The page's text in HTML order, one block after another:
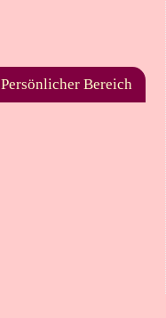
Persönlicher Bereich